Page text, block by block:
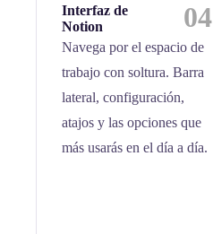
Interfaz de
Notion
04
Navega por el espacio de
trabajo con soltura. Barra
lateral, configuración,
atajos y las opciones que
más usarás en el día a día.